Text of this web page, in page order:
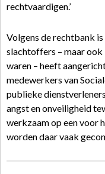
rechtvaardigen.’
Volgens de rechtbank
slachtoffers – maar ook
waren – heeft
medewerkers van
publieke
angst en onveiligheid
werkzaam op een voor
worden daar vaak